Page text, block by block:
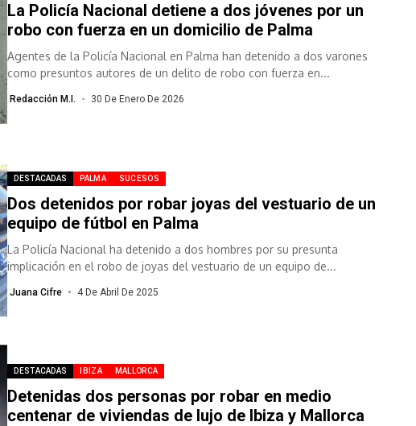
La Policía Nacional detiene a dos jóvenes por un
robo con fuerza en un domicilio de Palma
Agentes de la Policía Nacional en Palma han detenido a dos varones
como presuntos autores de un delito de robo con fuerza en...
Redacción M.I. 30 De Enero De 2026
DESTACADAS PALMA SUCESOS
Dos detenidos por robar joyas del vestuario de un
equipo de fútbol en Palma
La Policía Nacional ha detenido a dos hombres por su presunta
implicación en el robo de joyas del vestuario de un equipo de...
Juana Cifre 4 De Abril De 2025
DESTACADAS IBIZA MALLORCA
Detenidas dos personas por robar en medio
centenar de viviendas de lujo de Ibiza y Mallorca